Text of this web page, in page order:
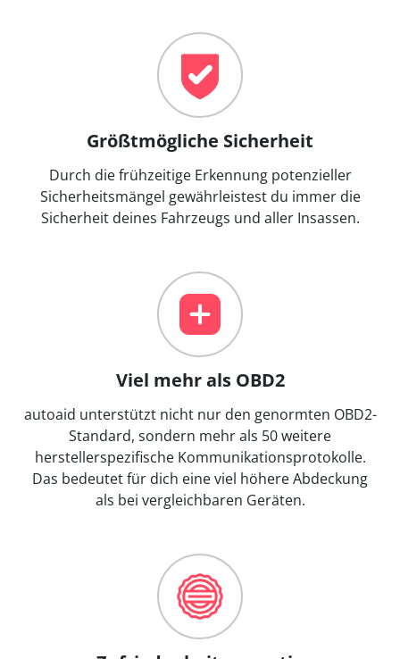
Größtmögliche Sicherheit
Durch die frühzeitige Erkennung potenzieller
Sicherheitsmängel gewährleistest du immer die
Sicherheit deines Fahrzeugs und aller Insassen.
Viel mehr als OBD2
autoaid unterstützt nicht nur den genormten OBD2-
Standard, sondern mehr als 50 weitere
herstellerspezifische Kommunikationsprotokolle.
Das bedeutet für dich eine viel höhere Abdeckung
als bei vergleichbaren Geräten.